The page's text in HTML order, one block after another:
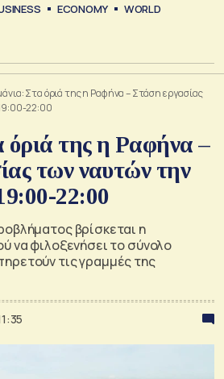
ECONOMY WORLD
Στα όριά της η Ραφήνα – Στάση εργασίας
22:00
όριά της η Ραφήνα –
των ναυτών την
22:00
βρίσκεται η
να φιλοξενήσει το σύνολο
τις γραμμές της